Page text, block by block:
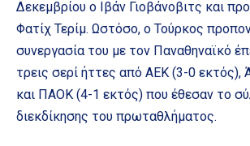
Δεκεμβρίου ο Ιβάν Γιοβάνοβιτς και
Φατίχ Τερίμ. Ωστόσο, ο Τούρκος
συνεργασία του με τον Παναθηναϊκό
τρεις σερί ήττες από ΑΕΚ (3-0 εκτός),
και ΠΑΟΚ (4-1 εκτός) που έθεσαν το
διεκδίκησης του πρωταθλήματος.